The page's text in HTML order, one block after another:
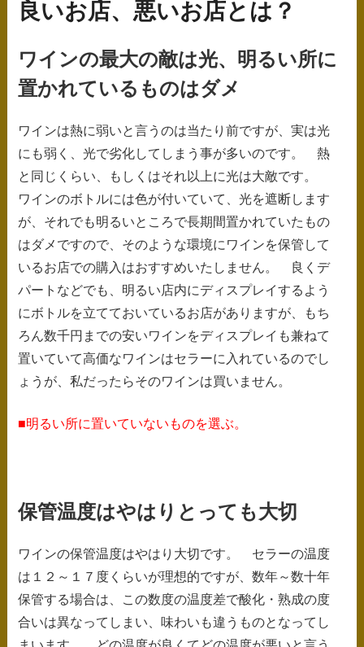
良いお店、悪いお店とは？
ワインの最大の敵は光、明るい所に
置かれているものはダメ
ワインは熱に弱いと言うのは当たり前ですが、実は光
にも弱く、光で劣化してしまう事が多いのです。 熱
と同じくらい、もしくはそれ以上に光は大敵です。
ワインのボトルには色が付いていて、光を遮断します
が、それでも明るいところで長期間置かれていたもの
はダメですので、そのような環境にワインを保管して
いるお店での購入はおすすめいたしません。 良くデ
パートなどでも、明るい店内にディスプレイするよう
にボトルを立てておいているお店がありますが、もち
ろん数千円までの安いワインをディスプレイも兼ねて
置いていて高価なワインはセラーに入れているのでし
ょうが、私だったらそのワインは買いません。
■明るい所に置いていないものを選ぶ。
保管温度はやはりとっても大切
ワインの保管温度はやはり大切です。 セラーの温度
は１２～１７度くらいが理想的ですが、数年～数十年
保管する場合は、この数度の温度差で酸化・熟成の度
合いは異なってしまい、味わいも違うものとなってし